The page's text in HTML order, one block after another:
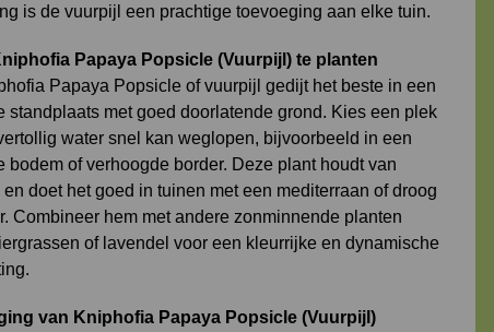
is de vuurpijl een prachtige toevoeging aan elke tuin.
Papaya Popsicle (Vuurpijl) te planten
Papaya Popsicle of vuurpijl gedijt het beste in een
standplaats met goed doorlatende grond. Kies een plek
water snel kan weglopen, bijvoorbeeld in een
bodem of verhoogde border. Deze plant houdt van
en doet het goed in tuinen met een mediterraan of droog
Combineer hem met andere zonminnende planten
of lavendel voor een kleurrijke en dynamische
van Kniphofia Papaya Popsicle (Vuurpijl)